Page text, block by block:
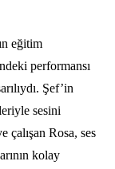
eğitim
performansı
Şef’in
sesini
çalışan Rosa, ses
kolay